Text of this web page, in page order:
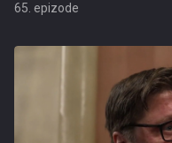
65. epizode